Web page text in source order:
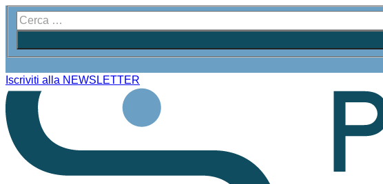
Iscriviti alla NEWSLETTER